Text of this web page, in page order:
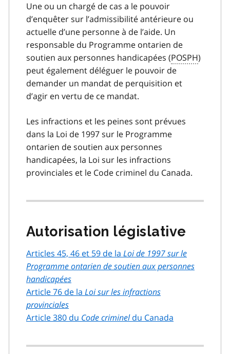
Une ou un chargé de cas a le pouvoir
d’enquêter sur l’admissibilité antérieure ou
actuelle d’une personne à de l’aide. Un
responsable du Programme ontarien de
soutien aux personnes handicapées (POSPH)
peut également déléguer le pouvoir de
demander un mandat de perquisition et
d’agir en vertu de ce mandat.
Les infractions et les peines sont prévues
dans la Loi de 1997 sur le Programme
ontarien de soutien aux personnes
handicapées, la Loi sur les infractions
provinciales et le Code criminel du Canada.
Autorisation législative
Articles 45, 46 et 59 de la Loi de 1997 sur le
Programme ontarien de soutien aux personnes
handicapées
Article 76 de la Loi sur les infractions
provinciales
Article 380 du Code crimineldu Canada